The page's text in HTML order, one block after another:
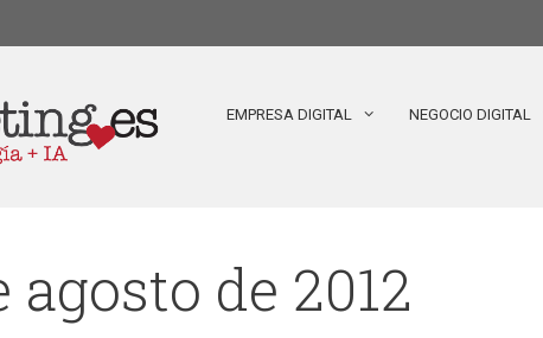
EMPRESA DIGITAL NEGOCIO DIGITAL
agosto de 2012